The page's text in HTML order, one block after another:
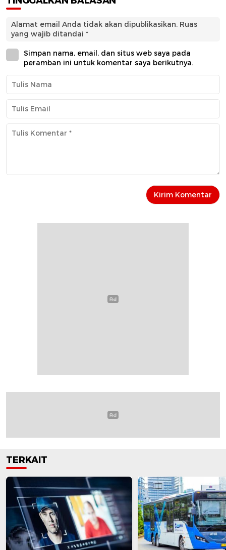
Alamat email Anda tidak akan dipublikasikan. Ruas
yang wajib ditandai *
Simpan nama, email, dan situs web saya pada
peramban ini untuk komentar saya berikutnya.
TERKAIT